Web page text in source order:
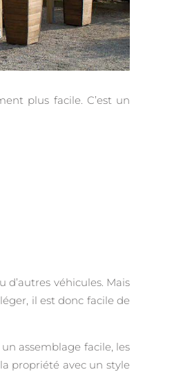
plus facile. C’est un
véhicules. Mais
il est donc facile de
assemblage facile, les
propriété avec un style